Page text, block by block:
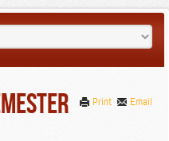
Email
Print